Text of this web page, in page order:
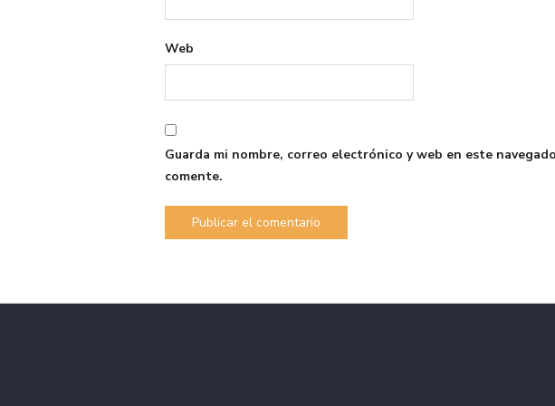
Web
Guarda mi nombre, correo electrónico y web en este
comente.